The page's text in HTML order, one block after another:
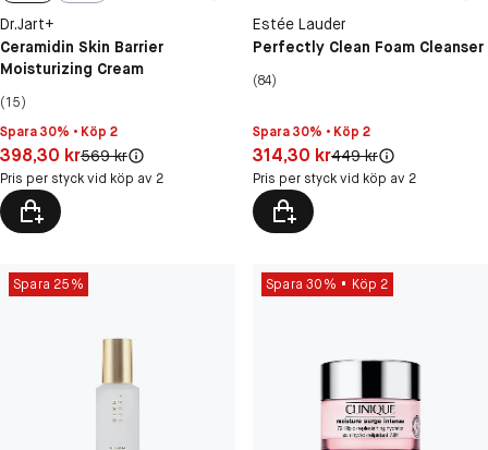
Dr.Jart+
Ceramidin Skin Barrier
Moisturizing Cream
(15)
Spara 30% • Köp 2
Pris: 398,30 kr
398,30 krOriginal pris:
569 kr
Pris per styck vid köp av 2
Estée Lauder
Perfectly Clean Foam Cleanser
(84)
Spara 30% • Köp 2
Pris: 314,30 kr
314,30 krOriginal pris:
449 kr
Pris per styck vid köp av 2
Spara 25% Spara 30% Köp 2